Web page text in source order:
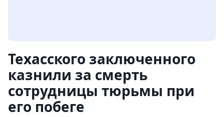
Техасского заключенного
казнили за смерть
сотрудницы тюрьмы при
его побеге